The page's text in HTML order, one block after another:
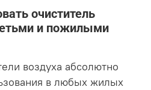
очиститель
и пожилыми
воздуха абсолютно
в любых жилых